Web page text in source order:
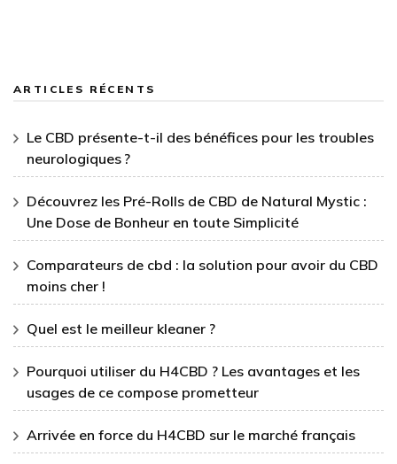
ARTICLES RÉCENTS
Le CBD présente-t-il des bénéfices pour les troubles
neurologiques ?
Découvrez les Pré-Rolls de CBD de Natural Mystic :
Une Dose de Bonheur en toute Simplicité
Comparateurs de cbd : la solution pour avoir du CBD
moins cher !
Quel est le meilleur kleaner ?
Pourquoi utiliser du H4CBD ? Les avantages et les
usages de ce compose prometteur
Arrivée en force du H4CBD sur le marché français